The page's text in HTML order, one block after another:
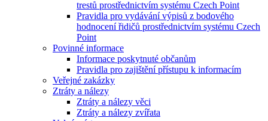
trestů prostřednictvím systému Czech Point
Pravidla pro vydávání výpisů z bodového
hodnocení řidičů prostřednictvím systému Czech
Point
Povinné informace
Informace poskytnuté občanům
Pravidla pro zajištění přístupu k informacím
Veřejné zakázky
Ztráty a nálezy
Ztráty a nálezy věci
Ztráty a nálezy zvířata